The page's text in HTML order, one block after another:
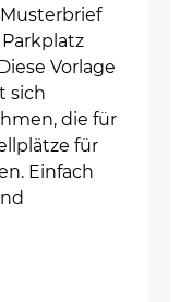
Vorlage
sich
die für
für
Einfach